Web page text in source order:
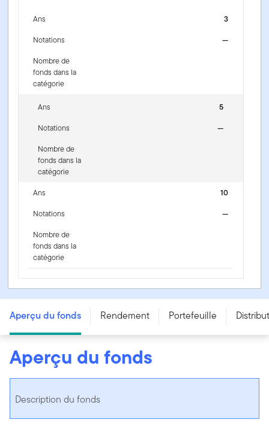
Ans
3
Notations
—
Nombre de
fonds dans la
catégorie
Ans
5
Notations
—
Nombre de
fonds dans la
catégorie
Ans
10
Notations
—
Nombre de
fonds dans la
catégorie
Fonds de croissance Templeton - Series O - USD
Aperçu du fonds Rendement Portefeuille
Aperçu du fonds
Description du fonds